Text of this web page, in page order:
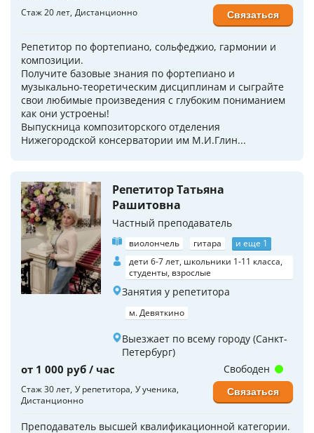
Стаж 20 лет Дистанционно
Репетитор по фортепиано, сольфеджио, гармонии и
композиции.
Получите базовые знания по фортепиано и
музыкально-теоретическим дисциплинам и сыграйте
свои любимые произведения с глубоким пониманием
как они устроены!
Выпускница композиторского отделения
Нижегородской консерватории им М.И.Глин...
Связаться
Репетитор Татьяна
Рашитовна
Частный преподаватель
виолончель гитара
и еще 1
дети 6-7 лет, школьники 1-11 класса,
студенты, взрослые
Занятия у репетитора
м. Девяткино
Выезжает по всему городу (Санкт-
Петербург)
от 1 000 руб / час
Стаж 30 лет У репетитора У ученика
Дистанционно
Преподаватель высшей квалификационной категории.
Свободен
Связаться